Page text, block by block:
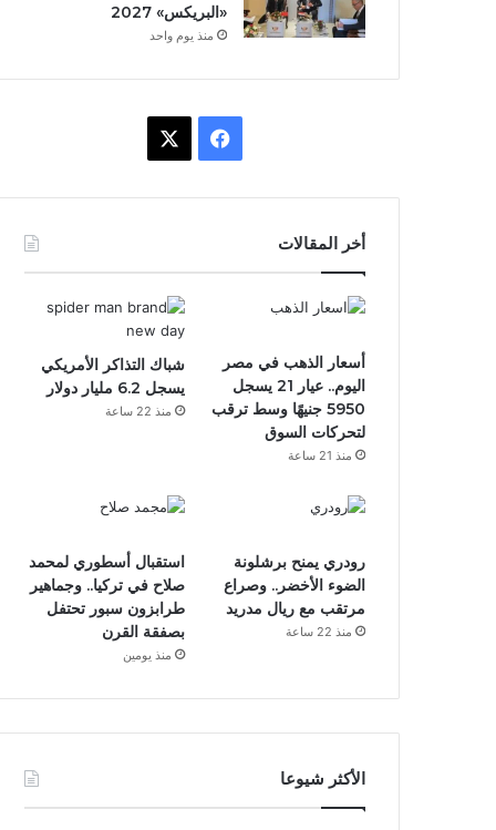
«البريكس» 2027
منذ يوم واحد
ب
أخر المقالات
أسعار الذهب في مصر
اليوم.. عيار 21 يسجل
5950 جنيهًا وسط ترقب
لتحركات السوق
منذ 21 ساعة
شباك التذاكر الأمريكي
يسجل 6.2 مليار دولار
منذ 22 ساعة
رودري يمنح برشلونة
الضوء الأخضر.. وصراع
مرتقب مع ريال مدريد
منذ 22 ساعة
استقبال أسطوري لمحمد
صلاح في تركيا.. وجماهير
طرابزون سبور تحتفل
بصفقة القرن
منذ يومين
الأكثر شيوعا